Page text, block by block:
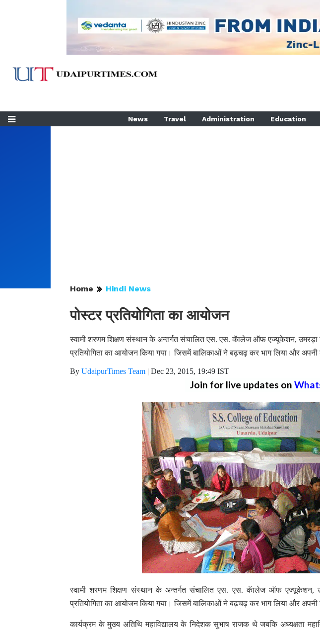
News Travel Administration Education
Home Hindi News
पोस्टर प्रतियोगिता का आयोजन
स्वामी शरणम शिक्षण संस्थान के अन्तर्गत संचालित एस. एस. कॅालेज ऑफ एज्यूकेशन, उमरड़ा
प्रतियोगिता का आयोजन किया गया। जिसमें बालिकाओं ने बढ़चढ़ कर भाग लिया और
By UdaipurTimes Team | Dec 23, 2015, 19:49 IST
Join for live updates on
स्वामी शरणम शिक्षण संस्थान के अन्तर्गत संचालित एस. एस. कॅालेज ऑफ एज्यूकेशन,
प्रतियोगिता का आयोजन किया गया। जिसमें बालिकाओं ने बढ़चढ़ कर भाग लिया और
कार्यक्रम के मुख्य अतिथि महाविद्यालय के निदेशक सुभाष राजक थे जबकि अध्यक्षता